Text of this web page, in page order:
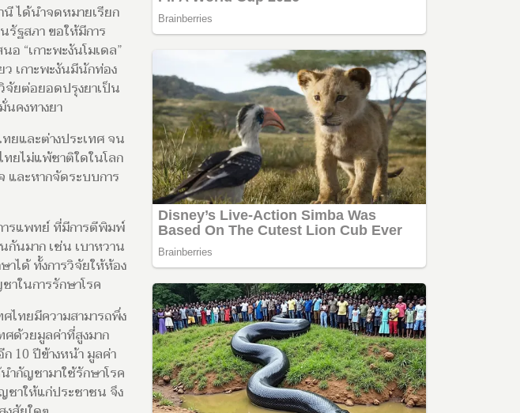
ได้นำจดหมายเรียก
ฐสภา ขอให้มีการ
“เกาะพะงันโมเดล”
เกาะพะงันมีนักท่อง
ยต่อยอดปรุงยาเป็น
นคงทางยา
ยและต่างประเทศ จน
ทยไม่แพ้ชาติใดในโลก
และหากจัดระบบการ
รแพทย์ ที่มีการตีพิมพ์
นมาก เช่น เบาหวาน
ได้ ทั้งการวิจัยให้ห้อง
ในการรักษาโรค
ทยมีความสามารถพึ่ง
ด้วยมูลค่าที่สูงมาก
10 ปีข้างหน้า มูลค่า
ำกัญชามาใช้รักษาโรค
าให้แก่ประชาชน จึง